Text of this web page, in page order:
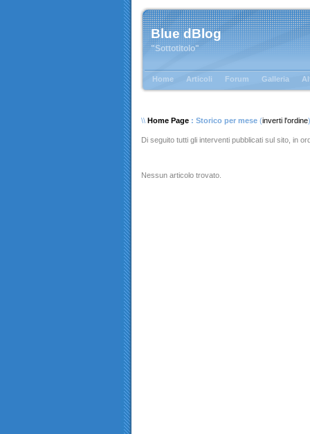
Blue dBlog
"Sottotitolo"
Home Articoli Forum Galleria
\\ Home Page : Storico per mese (inverti l'ordine)
Di seguito tutti gli interventi pubblicati sul sito, in
Nessun articolo trovato.